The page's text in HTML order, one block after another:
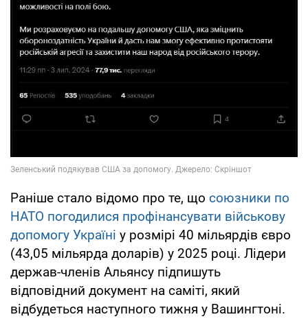
Раніше стало відомо про те, що союзники по
НАТО погодилися профінансувати військову
допомогу Україні у розмірі 40 мільярдів євро
(43,05 мільярда доларів) у 2025 році. Лідери
держав-членів Альянсу підпишуть
відповідний документ на саміті, який
відбудеться наступного тижня у Вашингтоні.